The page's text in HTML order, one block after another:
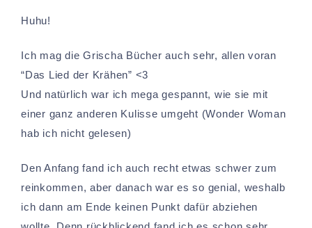
Huhu!
Ich mag die Grischa Bücher auch sehr, allen voran
“Das Lied der Krähen” <3
Und natürlich war ich mega gespannt, wie sie mit
einer ganz anderen Kulisse umgeht (Wonder Woman
hab ich nicht gelesen)
Den Anfang fand ich auch recht etwas schwer zum
reinkommen, aber danach war es so genial, weshalb
ich dann am Ende keinen Punkt dafür abziehen